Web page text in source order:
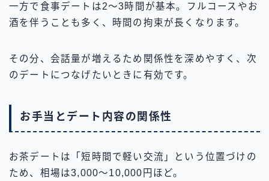
一方で食事デートは2〜3時間が基本。フルコースやお
酒を伴うことも多く、時間の拘束が長くなります。
その分、会話量が増えるため関係性を深めやすく、次
のデートにつなげたいときに有効です。
お手当とデート内容の関係性
お茶デートは「短時間で軽い交流」という位置づけの
ため、相場は3,000〜10,000円ほど。